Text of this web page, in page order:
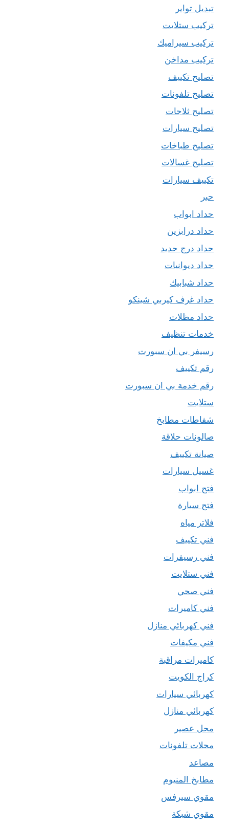
تبديل تواير
تركيب ستلايت
تركيب سيراميك
تركيب مداخن
تصليح تكييف
تصليح تلفونات
تصليح ثلاجات
تصليح سيارات
تصليح طباخات
تصليح غسالات
تكييف سيارات
حبر
حداد ابواب
حداد درابزين
حداد درج حديد
حداد ديوانيات
حداد شبابيك
حداد غرف كيربي شينكو
حداد مظلات
خدمات تنظيف
رسيفر بي ان سبورت
رقم تكييف
رقم خدمة بي ان سبورت
ستلايت
شفاطات مطابخ
صالونات حلاقة
صيانة تكييف
غسيل سيارات
فتح ابواب
فتح سيارة
فلاتر مياه
فني تكييف
فني رسيفرات
فني ستلايت
فني صحي
فني كاميرات
فني كهربائي منازل
فني مكيفات
كاميرات مراقبة
كراج الكويت
كهربائي سيارات
كهربائي منازل
محل عصير
محلات تلفونات
مصاعد
مطابخ المنيوم
مقوي سيرفس
مقوي شبكة